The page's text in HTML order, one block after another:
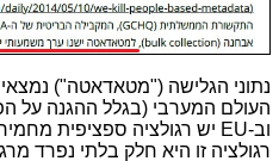
נתוני הגלישה ("מטאדאטה")
העולם המערבי (בגלל ההגנה על
וב-EU יש רגולציה ספציפית מחמירה ביותר בתחום הזה, ראה